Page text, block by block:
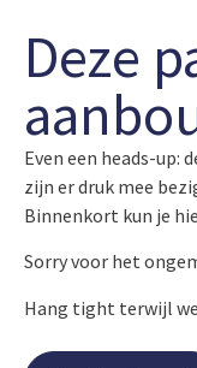
Deze
Even een heads-up:
zijn er druk mee
Binnenkort kun je
Sorry voor het
Hang tight terwijl